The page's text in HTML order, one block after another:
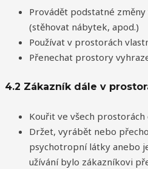
Provádět podstatné
(stěhovat nábytek, apod.)
Používat v prostorách
Přenechat prostory
4.2 Zákazník dále v
Kouřit ve všech
Držet, vyrábět nebo
psychotropní látky anebo
užívání bylo zákazníkovi